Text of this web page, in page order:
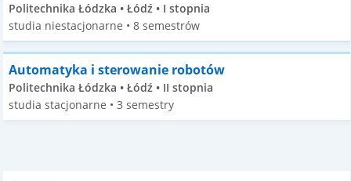
Politechnika Łódzka • Łódź • I stopnia
studia niestacjonarne • 8 semestrów
Automatyka i sterowanie robotów
Politechnika Łódzka • Łódź • II stopnia
studia stacjonarne • 3 semestry